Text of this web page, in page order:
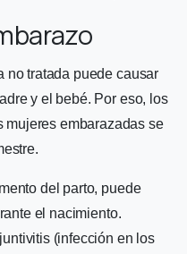
no tratada puede causar
y el bebé. Por eso, los
embarazadas se
del parto, puede
el nacimiento.
(infección en los